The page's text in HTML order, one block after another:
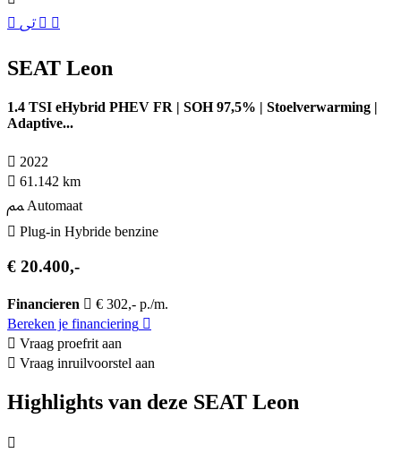
SEAT Leon
1.4 TSI eHybrid PHEV FR | SOH 97,5% | Stoelverwarming |
Adaptive...
2022
61.142 km
Automaat
Plug-in Hybride benzine
€ 20.400,-
Financieren
€ 302,- p./m.
Bereken je financiering
Vraag proefrit aan
Vraag inruilvoorstel aan
Highlights van deze SEAT Leon